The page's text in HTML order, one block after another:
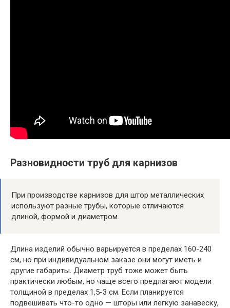
Разновидности труб для карнизов
При производстве карнизов для штор металлических
используют разные трубы, которые отличаются
длиной, формой и диаметром.
Длина изделий обычно варьируется в пределах 160-240
см, но при индивидуальном заказе они могут иметь и
другие габариты. Диаметр труб тоже может быть
практически любым, но чаще всего предлагают модели
толщиной в пределах 1,5-3 см. Если планируется
подвешивать что-то одно — шторы или легкую занавеску,